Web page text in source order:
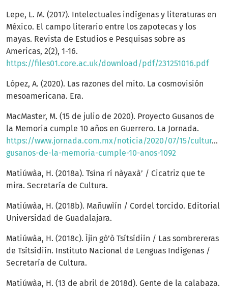
Lepe, L. M. (2017). Intelectuales indígenas y literaturas en
México. El campo literario entre los zapotecas y los
mayas. Revista de Estudios e Pesquisas sobre as
Americas, 2(2), 1-16.
https://files01.core.ac.uk/download/pdf/231251016.pdf
López, A. (2020). Las razones del mito. La cosmovisión
mesoamericana. Era.
MacMaster, M. (15 de julio de 2020). Proyecto Gusanos de
la Memoria cumple 10 años en Guerrero. La Jornada.
https://www.jornada.com.mx/noticia/2020/07/15/cultura/
gusanos-de-la-memoria-cumple-10-anos-1092
Matiúwàa, H. (2018a). Tsína rí nàyaxà’ / Cicatriz que te
mira. Secretaría de Cultura.
Matiúwàa, H. (2018b). Mañuwìín / Cordel torcido. Editorial
Universidad de Guadalajara.
Matiúwàa, H. (2018c). Ìjín gò’ò Tsítsídiín / Las sombrereras
de Tsítsídiín. Instituto Nacional de Lenguas Indígenas /
Secretaría de Cultura.
Matiúwàa, H. (13 de abril de 2018d). Gente de la calabaza.